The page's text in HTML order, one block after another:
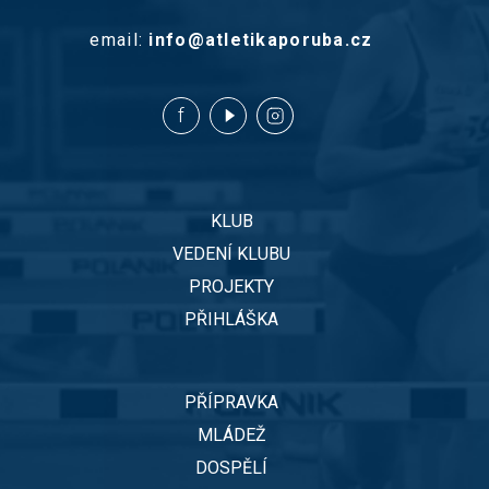
email: info@atletikaporuba.cz
KLUB
VEDENÍ KLUBU
PROJEKTY
PŘIHLÁŠKA
PŘÍPRAVKA
MLÁDEŽ
DOSPĚLÍ